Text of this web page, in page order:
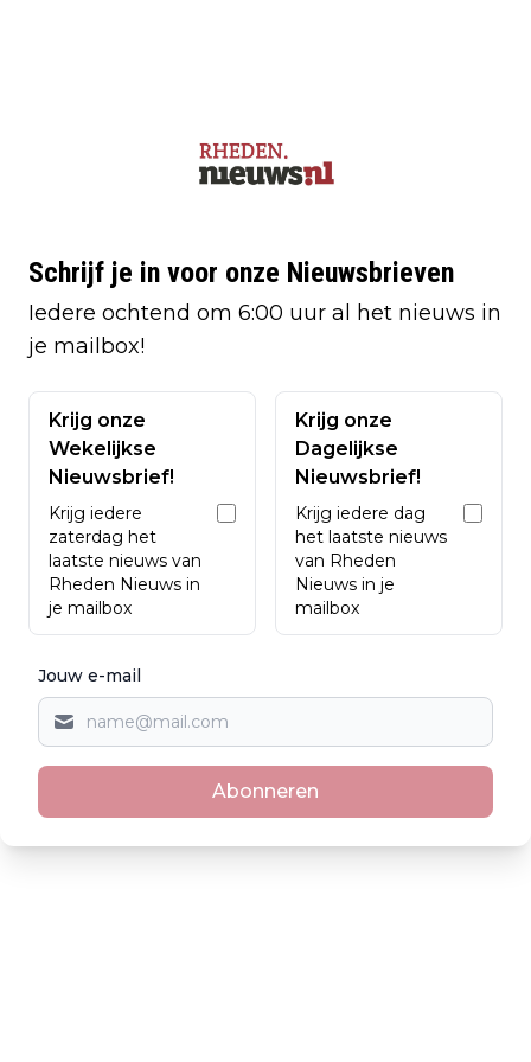
Schrijf je in voor onze Nieuwsbrieven
Iedere ochtend om 6:00 uur al het nieuws in
je mailbox!
Krijg onze
Wekelijkse
Nieuwsbrief!
Krijg iedere
zaterdag het
laatste nieuws van
Rheden Nieuws in
je mailbox
Krijg onze
Dagelijkse
Nieuwsbrief!
Krijg iedere dag
het laatste nieuws
van Rheden
Nieuws in je
mailbox
Jouw e-mail
Abonneren